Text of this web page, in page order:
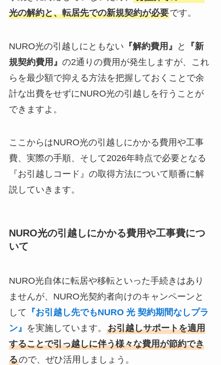
光の解約と、転居先での新規契約が必要です。
NURO光の引越しにともない 『解約費用』 と
『新
規契約費用』 の2通りの費用が発生しますが、これ
らを最少額で抑える方法を把握しておくことで余
計な出費をせずにNURO光の引越しを行うことが
できますよ。
ここからはNURO光の引越しにかかる費用や工事
費、実際の手順、そして2026年時点で必要となる
『お引越しコード』の取得方法について順番に解
説していきます。
NURO光の引越しにかかる費用や工事費につ
いて
NURO光自体に転居や移転といった手続きはあり
ませんが、NURO光契約者向けのキャンペーンと
して 『お引越し先でもNURO 光 契約期間なしプラ
ン』 を実施しています。 お引越しサポートを適用
することで引っ越しに伴う様々な費用が節約でき
るので、ぜひ活用しましょう。